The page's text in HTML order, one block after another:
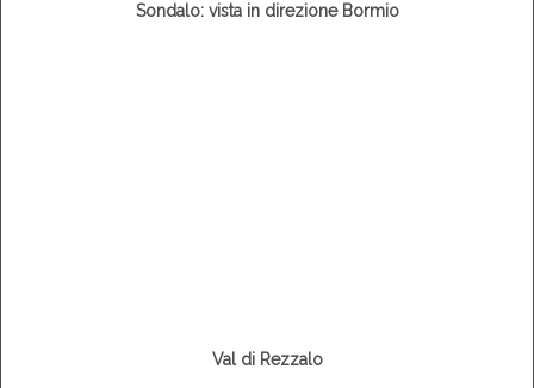
Sondalo: vista in direzione Bormio
Val di Rezzalo